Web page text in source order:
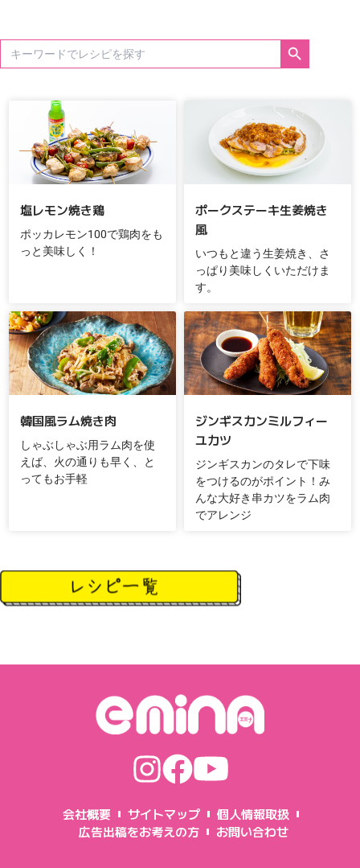
Search
for:
Search Button
塩レモン焼き鶏
ポッカレモン100で鶏肉をも
っと美味しく！
ポークステーキ生姜焼き
風
いつもと違う生姜焼き、さ
っぱり美味しくいただけま
す。
韓国風ラム焼き肉
しゃぶしゃぶ用ラム肉を使
えば、火の通りも早く、と
ってもお手軽
ジンギスカンミルフィー
ユカツ
ジンギスカンのタレで下味
をつけるのがポイント！み
んな大好き串カツをラム肉
でアレンジ
会社概要 サイトマップ
個人情報取扱
広告出稿をお考えの方
お問い合わせ